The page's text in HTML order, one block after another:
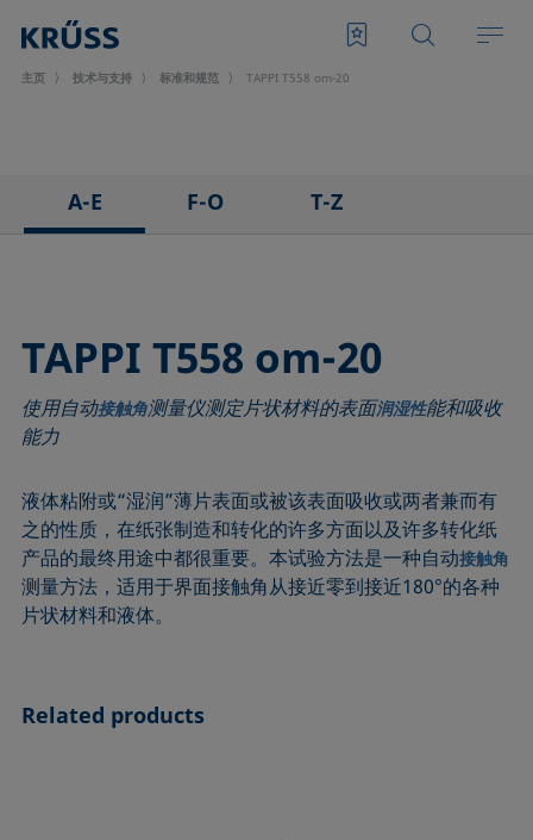
主页 技术与支持 标准和规范 TAPPI T558 om-20
A-E
ASTM D1331-14
ASTM D1417-16
ASTM D1590-60
ASTM D5946-17
ASTM D7334-08
ASTM D7490-13
ASTM D8597-24
DIN 53914-97
F-O
ISO 304-85
ISO 1409-06
ISO 4311-79
ISO 6889-86
ISO 15989
ISO 16672:2020
ISO 19403-1:2022 to ISO 19403-7:2024
T-Z
TAPPI T558 om-20
使用自动接触角测量仪测定片状材料的表面润湿性能和吸收
能力
液体粘附或“湿润”薄片表面或被该表面吸收或两者兼而有
之的性质，在纸张制造和转化的许多方面以及许多转化纸
产品的最终用途中都很重要。本试验方法是一种自动接触角
测量方法，适用于界面接触角从接近零到接近180°的各种
片状材料和液体。
Related products